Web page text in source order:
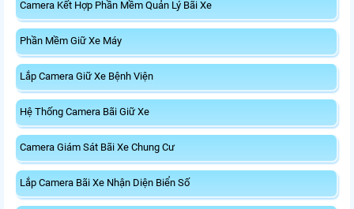
Camera Kết Hợp Phần Mềm Quản Lý Bãi Xe
Phần Mềm Giữ Xe Máy
Lắp Camera Giữ Xe Bệnh Viện
Hệ Thống Camera Bãi Giữ Xe
Camera Giám Sát Bãi Xe Chung Cư
Lắp Camera Bãi Xe Nhận Diện Biển Số